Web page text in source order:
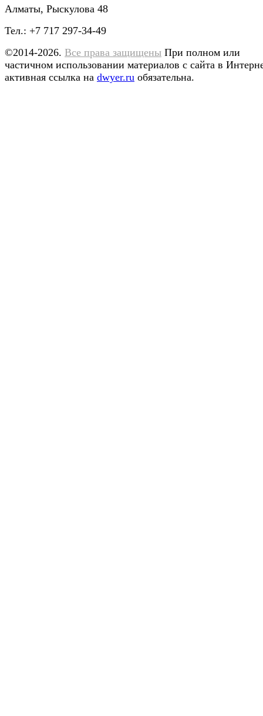
Алматы, Рыскулова 48
Тел.: +7 717 297-34-49
©2014-2026. Все права защищены При полном или
частичном использовании материалов с сайта в
активная ссылка на dwyer.ru обязательна.